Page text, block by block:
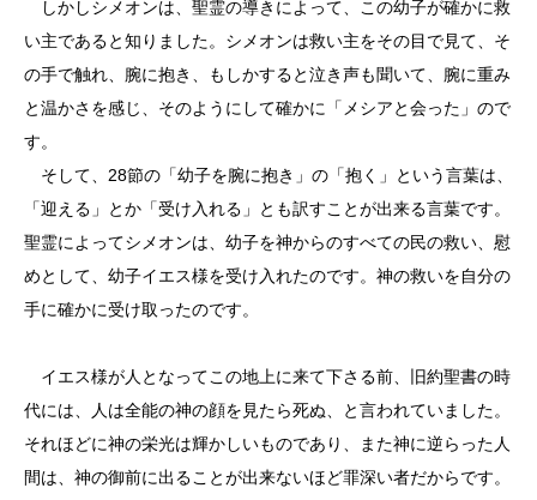
しかしシメオンは、聖霊の導きによって、この幼子が確かに救
い主であると知りました。シメオンは救い主をその目で見て、そ
の手で触れ、腕に抱き、もしかすると泣き声も聞いて、腕に重み
と温かさを感じ、そのようにして確かに「メシアと会った」ので
す。
そして、28節の「幼子を腕に抱き」の「抱く」という言葉は、
「迎える」とか「受け入れる」とも訳すことが出来る言葉です。
聖霊によってシメオンは、幼子を神からのすべての民の救い、慰
めとして、幼子イエス様を受け入れたのです。神の救いを自分の
手に確かに受け取ったのです。
イエス様が人となってこの地上に来て下さる前、旧約聖書の時
代には、人は全能の神の顔を見たら死ぬ、と言われていました。
それほどに神の栄光は輝かしいものであり、また神に逆らった人
間は、神の御前に出ることが出来ないほど罪深い者だからです。